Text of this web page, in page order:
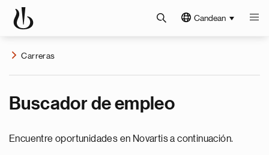
Candean
Carreras
Buscador de empleo
Encuentre oportunidades en Novartis a continuación.